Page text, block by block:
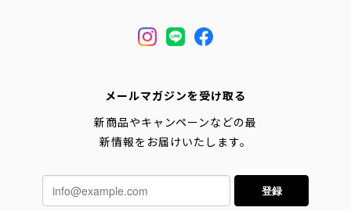
メールマガジンを受け取る
新商品やキャンペーンなどの最
新情報をお届けいたします。
登録